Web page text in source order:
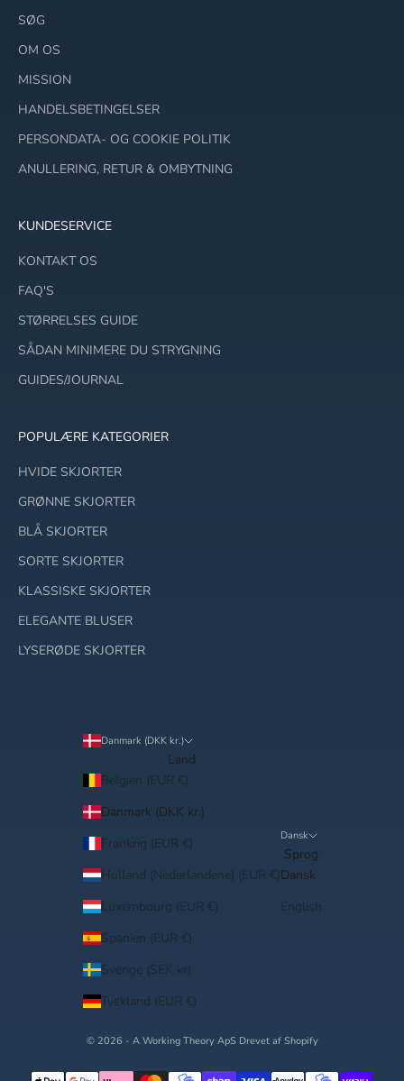
SØG
OM OS
MISSION
HANDELSBETINGELSER
PERSONDATA- OG COOKIE POLITIK
ANULLERING, RETUR & OMBYTNING
KUNDESERVICE
KONTAKT OS
FAQ'S
STØRRELSES GUIDE
SÅDAN MINIMERE DU STRYGNING
GUIDES/JOURNAL
POPULÆRE KATEGORIER
HVIDE SKJORTER
GRØNNE SKJORTER
BLÅ SKJORTER
SORTE SKJORTER
KLASSISKE SKJORTER
ELEGANTE BLUSER
LYSERØDE SKJORTER
Danmark (DKK kr.)
Land
Belgien (EUR €)
Danmark (DKK kr.)
Frankrig (EUR €)
Holland (Nederlandene) (EUR €)
Luxembourg (EUR €)
Spanien (EUR €)
Sverige (SEK kr)
Tyskland (EUR €)
Dansk
Sprog
Dansk
English
© 2026 - A Working Theory ApS Drevet af Shopify